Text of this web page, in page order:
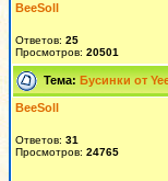
BeeSoll
Ответов: 25
Просмотров: 20501
Тема: Бусинки от
BeeSoll
Ответов: 31
Просмотров: 24765